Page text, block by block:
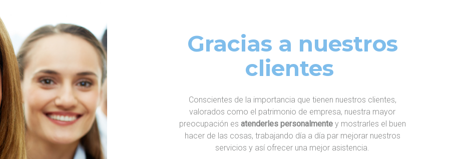
Gracias a nuestros
clientes
Conscientes de la importancia que tienen nuestros clientes,
valorados como el patrimonio de empresa, nuestra mayor
preocupación es atenderles personalmentey mostrarles el buen
hacer de las cosas, trabajando día a día par mejorar nuestros
servicios y así ofrecer una mejor asistencia.